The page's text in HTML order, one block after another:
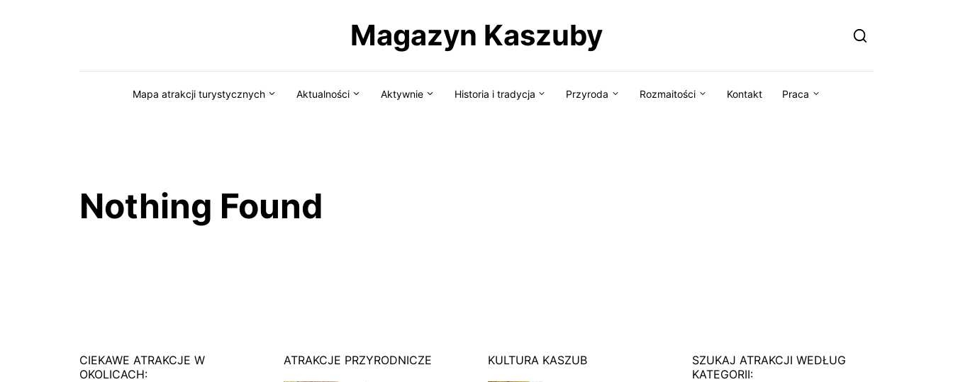
Magazyn Kaszuby
Mapa atrakcji turystycznych Aktualności Aktywnie Historia i tradycja Przyroda Rozmaitości Kontakt Praca
Nothing Found
CIEKAWE ATRAKCJE W
OKOLICACH:
ATRAKCJE PRZYRODNICZE KULTURA KASZUB
SZUKAJ ATRAKCJI WEDŁUG
KATEGORII: